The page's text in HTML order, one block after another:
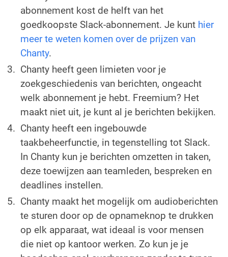
abonnement kost de helft van het
goedkoopste Slack-abonnement. Je kunt hier
meer te weten komen over de prijzen van
Chanty.
Chanty heeft geen limieten voor je
zoekgeschiedenis van berichten, ongeacht
welk abonnement je hebt. Freemium? Het
maakt niet uit, je kunt al je berichten bekijken.
Chanty heeft een ingebouwde
taakbeheerfunctie, in tegenstelling tot Slack.
In Chanty kun je berichten omzetten in taken,
deze toewijzen aan teamleden, bespreken en
deadlines instellen.
Chanty maakt het mogelijk om audioberichten
te sturen door op de opnameknop te drukken
op elk apparaat, wat ideaal is voor mensen
die niet op kantoor werken. Zo kun je je